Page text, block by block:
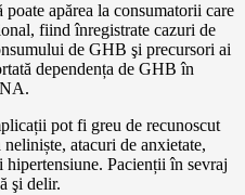
apărea la consumatorii care
fiind înregistrate cazuri de
de GHB şi precursori ai
dependența de GHB în
pot fi greu de recunoscut
atacuri de anxietate,
Pacienții în sevraj
şi delir.